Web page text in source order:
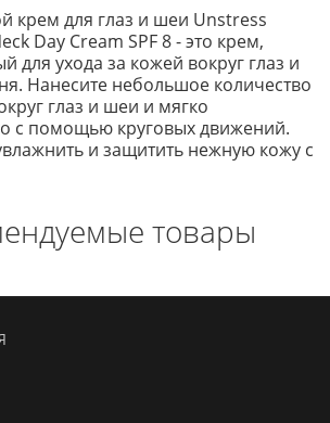
крем для глаз и шеи Unstress
Day Cream SPF 8 - это крем,
для ухода за кожей вокруг глаз и
Нанесите небольшое количество
глаз и шеи и мягко
с помощью круговых движений.
и защитить нежную кожу с
товары